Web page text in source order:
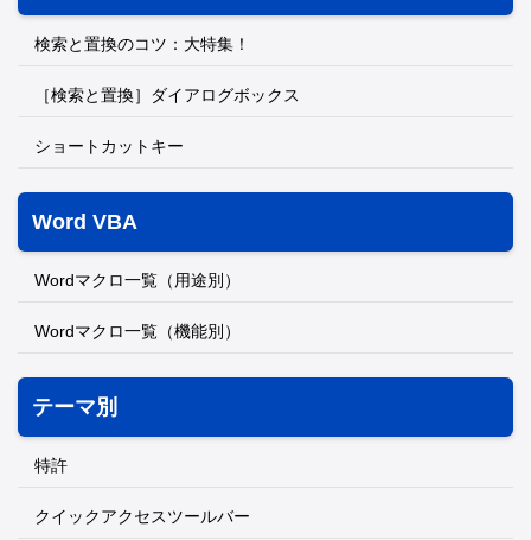
検索と置換のコツ：大特集！
［検索と置換］ダイアログボックス
ショートカットキー
Word VBA
Wordマクロ一覧（用途別）
Wordマクロ一覧（機能別）
テーマ別
特許
クイックアクセスツールバー